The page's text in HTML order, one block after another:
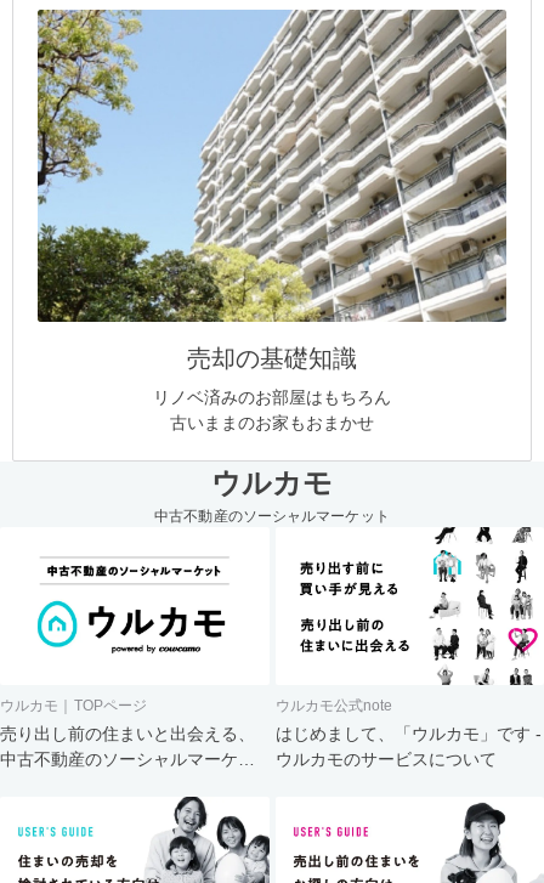
売却の基礎知識
リノベ済みのお部屋はもちろん
古いままのお家もおまかせ
ウルカモ
中古不動産のソーシャルマーケット
ウルカモ｜TOPページ
売り出し前の住まいと出会える、
中古不動産のソーシャルマーケッ
ウルカモ公式note
はじめまして、「ウルカモ」です -
ウルカモのサービスについて